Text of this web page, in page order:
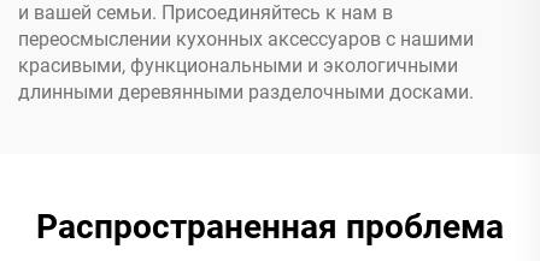
и вашей семьи. Присоединяйтесь к нам в
переосмыслении кухонных аксессуаров с нашими
красивыми, функциональными и экологичными
длинными деревянными разделочными досками.
Распространенная проблема